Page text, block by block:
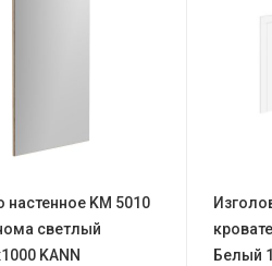
настенное KM 5010
светлый
KANN
Белый